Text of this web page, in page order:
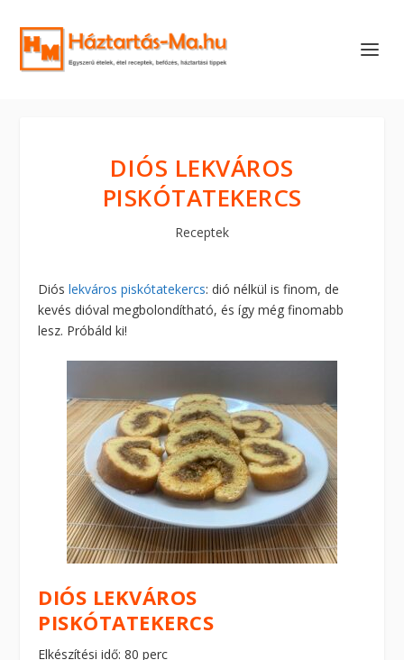
DIÓS LEKVÁROS
PISKÓTATEKERCS
Receptek
Dióslekváros piskótatekercs: dió nélkül is finom, de
kevés dióval megbolondítható, és így még finomabb
lesz. Próbáld ki!
DIÓS LEKVÁROS
PISKÓTATEKERCS
Elkészítési idő: 80 perc